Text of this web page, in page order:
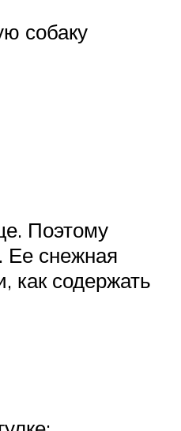
собаку
Поэтому
Ее снежная
как содержать